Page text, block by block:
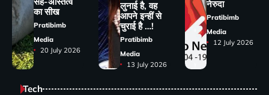
का सीख
Pratibimb
Media
20 July 2026
लुनाई है, वह
आपने इन्हीं से
चुराई है …!
Pratibimb
Media
13 July 2026
नेरुदा
Pratibimb
Media
12 July 2026
Tech